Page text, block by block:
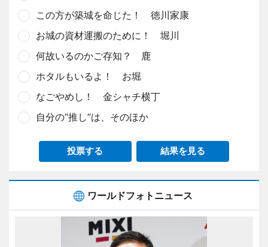
この方が築城を命じた！ 徳川家康
お城の資材運搬のために！ 堀川
何故いるのかご存知？ 鹿
ホタルもいるよ！ お堀
なごやめし！ 金シャチ横丁
自分の“推し”は、そのほか
投票する 結果を見る
ワールドフォトニュース